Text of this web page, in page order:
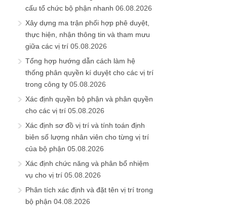
cấu tổ chức bộ phận nhanh 06.08.2026
Xây dựng ma trận phối hợp phê duyệt,
thực hiện, nhận thông tin và tham mưu
giữa các vị trí 05.08.2026
Tổng hợp hướng dẫn cách làm hệ
thống phân quyền kí duyệt cho các vị trí
trong công ty 05.08.2026
Xác định quyền bộ phận và phân quyền
cho các vị trí 05.08.2026
Xác định sơ đồ vị trí và tính toán định
biên số lượng nhân viên cho từng vị trí
của bộ phận 05.08.2026
Xác định chức năng và phân bổ nhiệm
vụ cho vị trí 05.08.2026
Phân tích xác định và đặt tên vị trí trong
bộ phận 04.08.2026